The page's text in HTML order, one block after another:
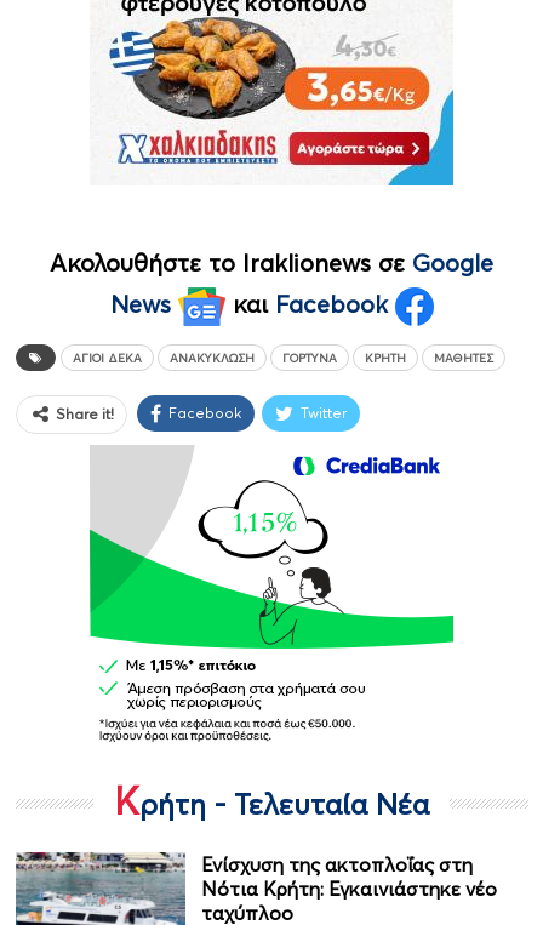
Ακολουθήστε το Iraklionews σε Google
News
και Facebook
ΑΓΊΟΙ ΔΈΚΑ ΑΝΑΚΎΚΛΩΣΗ ΓΌΡΤΥΝΑ ΚΡΉΤΗ ΜΑΘΗΤΈΣ
Share it! Facebook Twitter
Κρήτη - Τελευταία Νέα
Ενίσχυση της ακτοπλοΐας στη
Νότια Κρήτη: Εγκαινιάστηκε νέο
ταχύπλοο